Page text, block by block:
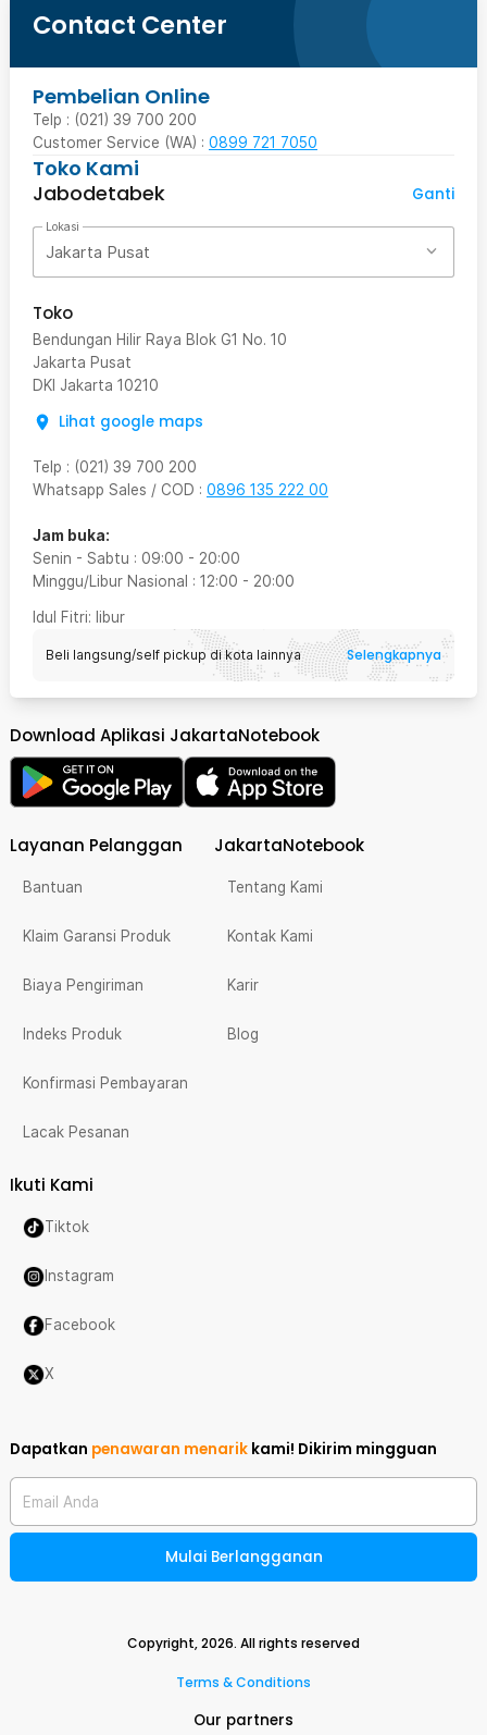
Contact Center
Pembelian Online
Telp : (021) 39 700 200
Customer Service (WA) : 0899 721 7050
Toko Kami
Jabodetabek
Ganti
Lokasi
Jakarta Pusat
Toko
Bendungan Hilir Raya Blok G1 No. 10
Jakarta Pusat
DKI Jakarta 10210
Lihat google maps
Telp : (021) 39 700 200
Whatsapp Sales / COD : 0896 135 222 00
Jam buka:
Senin - Sabtu : 09:00 - 20:00
Minggu/Libur Nasional : 12:00 - 20:00
Idul Fitri: libur
Beli langsung/self pickup di kota lainnya Selengkapnya
Download Aplikasi JakartaNotebook
Layanan Pelanggan
Bantuan
Klaim Garansi Produk
Biaya Pengiriman
Indeks Produk
Konfirmasi Pembayaran
Lacak Pesanan
JakartaNotebook
Tentang Kami
Kontak Kami
Karir
Blog
Ikuti Kami
Tiktok
Instagram
Facebook
X
Dapatkan penawaran menarik kami! Dikirim mingguan
Email Anda
Mulai Berlangganan
Copyright,2026. All rights reserved
Terms & Conditions
Our partners